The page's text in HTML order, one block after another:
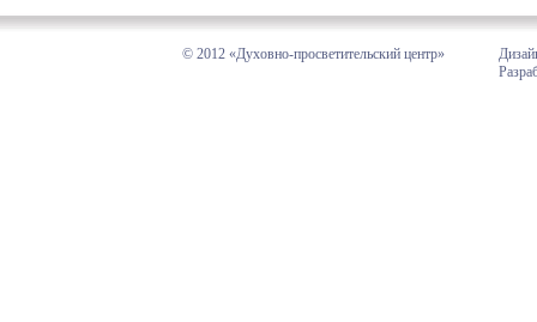
© 2012 «Духовно-просветительский центр»